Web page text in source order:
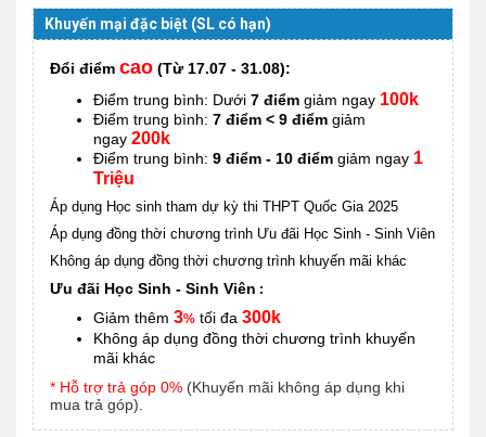
Khuyến mại đặc biệt (SL có hạn)
Đổi điểm cao (Từ 17.07 - 31.08):
Điểm trung bình: Dưới 7 điểm giảm ngay 100k
Điểm trung bình: 7 điểm < 9 điểm giảm
ngay 200k
Điểm trung bình: 9 điểm - 10 điểm giảm ngay 1
Triệu
Áp dụng Học sinh tham dự kỳ thi THPT Quốc Gia 2025
Áp dụng đồng thời chương trình Ưu đãi Học Sinh - Sinh Viên
Không áp dụng đồng thời chương trình khuyến mãi khác
Ưu đãi Học Sinh - Sinh Viên :
Giảm thêm 3% tối đa 300k
Không áp dụng đồng thời chương trình khuyến
mãi khác
* Hỗ trợ trả góp 0% (Khuyến mãi không áp dụng khi
mua trả góp).